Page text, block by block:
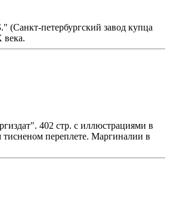
(Санкт-петербургский завод купца
века.
402 стр. с иллюстрациями в
тисненом переплете. Маргиналии в